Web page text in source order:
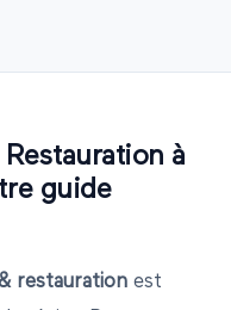
à
guide
restauration est